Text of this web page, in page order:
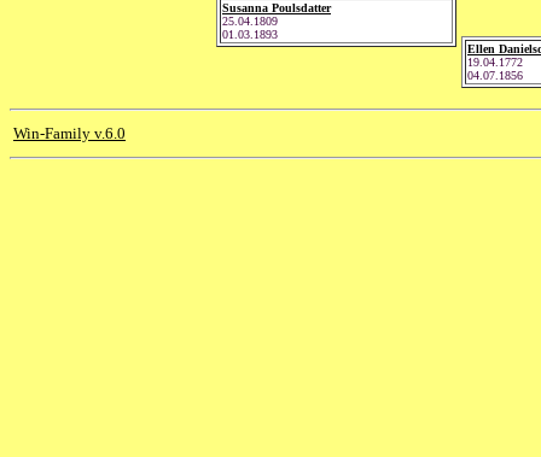
Susanna Poulsdatter
25.04.1809
01.03.1893
Ellen
19.04.1772
04.07.1856
Win-Family v.6.0